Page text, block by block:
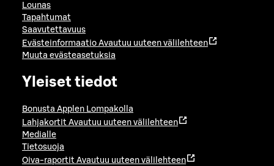
Lounas
Tapahtumat
Saavutettavuus
Evästeinformaatio Avautuu uuteen välilehteen
Muuta evästeasetuksia
Yleiset tiedot
Bonusta Applen Lompakolla
Lahjakortit Avautuu uuteen välilehteen
Medialle
Tietosuoja
Oiva-raportit Avautuu uuteen välilehteen